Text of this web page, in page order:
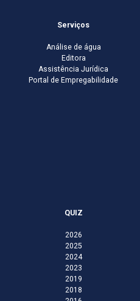
Serviços
Análise de água
Editora
Assistência Jurídica
Portal de Empregabilidade
QUIZ
2026
2025
2024
2023
2019
2018